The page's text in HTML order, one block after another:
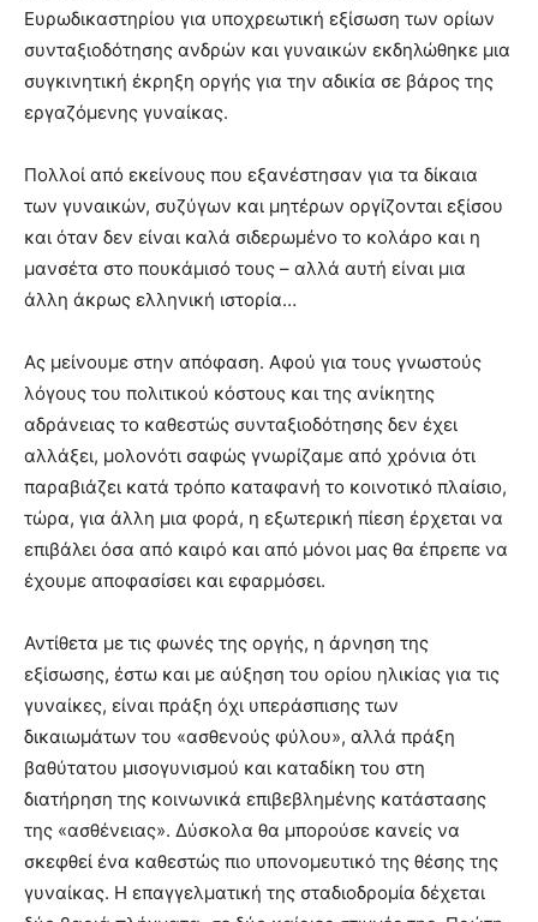
Ευρωδικαστηρίου για υποχρεωτική εξίσωση των ορίων
συνταξιοδότησης ανδρών και γυναικών εκδηλώθηκε μια
συγκινητική έκρηξη οργής για την αδικία σε βάρος της
εργαζόμενης γυναίκας.
Πολλοί από εκείνους που εξανέστησαν για τα δίκαια
των γυναικών, συζύγων και μητέρων οργίζονται εξίσου
και όταν δεν είναι καλά σιδερωμένο το κολάρο και η
μανσέτα στο πουκάμισό τους – αλλά αυτή είναι μια
άλλη άκρως ελληνική ιστορία…
Ας μείνουμε στην απόφαση. Αφού για τους γνωστούς
λόγους του πολιτικού κόστους και της ανίκητης
αδράνειας το καθεστώς συνταξιοδότησης δεν έχει
αλλάξει, μολονότι σαφώς γνωρίζαμε από χρόνια ότι
παραβιάζει κατά τρόπο καταφανή το κοινοτικό πλαίσιο,
τώρα, για άλλη μια φορά, η εξωτερική πίεση έρχεται να
επιβάλει όσα από καιρό και από μόνοι μας θα έπρεπε να
έχουμε αποφασίσει και εφαρμόσει.
Αντίθετα με τις φωνές της οργής, η άρνηση της
εξίσωσης, έστω και με αύξηση του ορίου ηλικίας για τις
γυναίκες, είναι πράξη όχι υπεράσπισης των
δικαιωμάτων του «ασθενούς φύλου», αλλά πράξη
βαθύτατου μισογυνισμού και καταδίκη του στη
διατήρηση της κοινωνικά επιβεβλημένης κατάστασης
της «ασθένειας». Δύσκολα θα μπορούσε κανείς να
σκεφθεί ένα καθεστώς πιο υπονομευτικό της θέσης της
γυναίκας. Η επαγγελματική της σταδιοδρομία δέχεται